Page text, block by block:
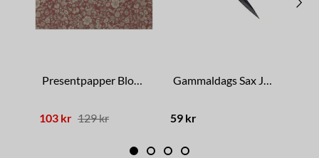
103 kr 129 kr 59 kr